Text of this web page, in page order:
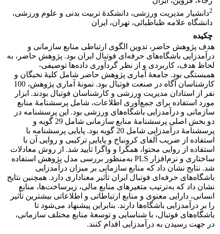
2دانشیار مدیریت ورزشی، دانشکدۀ تربیت بدنی و علوم ورزشی،
دانشگاه علامه طباطبائی، تهران، ایران
چکیده
هدف پژوهش حاضر، تدوین الگوی ارتباطی منابع سازمانی و
درآمدزایی باشگاه‌های حرفه‌ای فوتبال ایران بود. پژوهش حاضر، به
لحاظ هدف، کاربردی و از نظر گردآوری داده‌ها توصیفی-
همبستگی بود. جامعۀ آماری پژوهش حاضر شامل کلیۀ نخبگان و
کارشناسان آگاه در صنعت فوتبال بود. نمونۀ آماری پژوهش، 100
نفر از استادان مدیریت ورزشی و کارشناسان فوتبال بودند. ابزار
مورد استفاده برای جمع‌آوری اطلاعات، شامل پرسشنامۀ منابع
سازمانی و درآمدزایی باشگاه‌های ورزشی بود. این پرسشنامه در
دو بخش اصلی پرسشنامۀ منابع سازمانی شامل 29 گویه و
پرسشنامۀ درآمدزایی شامل 20 گویه بود. پایایی پرسشنامه با
استفاده از ضریب آلفای کرونباخ و پایایی ترکیبی و روایی آن با
استفاده از روایی محتوا، همگرا و واگرا تأیید شد. از روش معادلات
ساختاری و نرم‌افزار PLS به‌منظور بررسی مدل پژوهش استفاده
شد. نتایج نشان داد که منابع سازمانی بر میزان درآمدزایی
باشگاه‌های حرفه‌ای فوتبال ایران تأثیر معناداری دارد. همچنین نتایج
نشان داد که به‌ترتیب متغیرهای منابع مالی، زیرساخت‌ها، منابع
انسانی، دارایی معنوی و منابع ارتباطاتی و اطلاعاتی بیشترین تأثیر
را بر درآمدزایی باشگاه‌ها دارند. بنابراین پیشنهاد می‌شود تا
باشگاه‌های فوتبال، با شناسایی و توسعۀ منابع مختلف سازمانی،
در جهت رسیدن به درآمدزایی اقدام کنند.